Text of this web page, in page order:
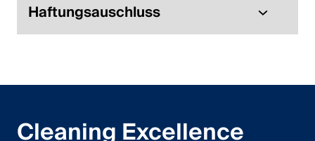
Haftungsauschluss
Cleaning Excellence